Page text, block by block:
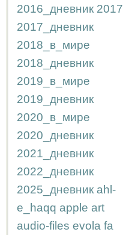
2016_дневник 2017
2017_дневник
2018_в_мире
2018_дневник
2019_в_мире
2019_дневник
2020_в_мире
2020_дневник
2021_дневник
2022_дневник
2025_дневник ahl-
e_haqq apple art
audio-files evola fa